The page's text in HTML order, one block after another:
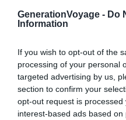
GenerationVoyage - Do
Information
If you wish to opt-out of the
processing of your personal
targeted advertising by us,
section to confirm your
opt-out request is
interest-based ads based
Vous rêvez de
turquoise ? La Villa Jade
la baie de Cul-de-Sac,
îlets de Pinel, cet Airbnb à
de paix.